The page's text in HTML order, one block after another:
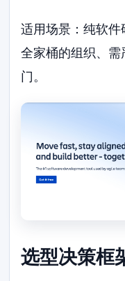
适用场景：纯软
全家桶的组织、
门。
选型决策框